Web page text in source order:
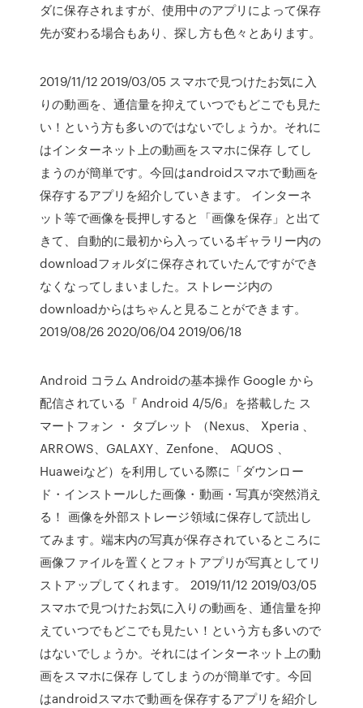
ダに保存されますが、使用中のアプリによって保存
先が変わる場合もあり、探し方も色々とあります。
2019/11/12 2019/03/05 スマホで見つけたお気に入
りの動画を、通信量を抑えていつでもどこでも見た
い！という方も多いのではないでしょうか。それに
はインターネット上の動画をスマホに保存 してし
まうのが簡単です。今回はandroidスマホで動画を
保存するアプリを紹介していきます。 インターネ
ット等で画像を長押しすると「画像を保存」と出て
きて、自動的に最初から入っているギャラリー内の
downloadフォルダに保存されていたんですができ
なくなってしまいました。ストレージ内の
downloadからはちゃんと見ることができます。
2019/08/26 2020/06/04 2019/06/18
Android コラム Androidの基本操作 Google から
配信されている『 Android 4/5/6』を搭載した ス
マートフォン ・ タブレット （Nexus、 Xperia 、
ARROWS、GALAXY、Zenfone、 AQUOS 、
Huaweiなど）を利用している際に「ダウンロー
ド・インストールした画像・動画・写真が突然消え
る！ 画像を外部ストレージ領域に保存して読出し
てみます。端末内の写真が保存されているところに
画像ファイルを置くとフォトアプリが写真としてリ
ストアップしてくれます。 2019/11/12 2019/03/05
スマホで見つけたお気に入りの動画を、通信量を抑
えていつでもどこでも見たい！という方も多いので
はないでしょうか。それにはインターネット上の動
画をスマホに保存 してしまうのが簡単です。今回
はandroidスマホで動画を保存するアプリを紹介し